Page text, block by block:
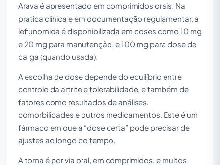
Arava é apresentado em comprimidos orais. Na
prática clínica e em documentação regulamentar, a
leflunomida é disponibilizada em doses como 10 mg
e 20 mg para manutenção, e 100 mg para dose de
carga (quando usada).
A escolha de dose depende do equilíbrio entre
controlo da artrite e tolerabilidade, e também de
fatores como resultados de análises,
comorbilidades e outros medicamentos. Este é um
fármaco em que a “dose certa” pode precisar de
ajustes ao longo do tempo.
A toma é por via oral, em comprimidos, e muitos